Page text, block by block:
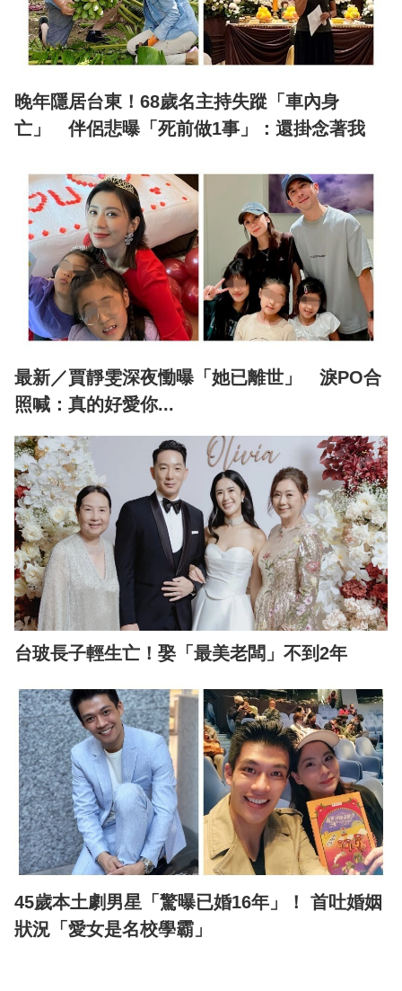
晚年隱居台東！68歲名主持失蹤「車內身
亡」 伴侶悲曝「死前做1事」：還掛念著我
最新／賈靜雯深夜慟曝「她已離世」 淚PO合
照喊：真的好愛你...
台玻長子輕生亡！娶「最美老闆」不到2年
45歲本土劇男星「驚曝已婚16年」！ 首吐婚姻
狀況「愛女是名校學霸」